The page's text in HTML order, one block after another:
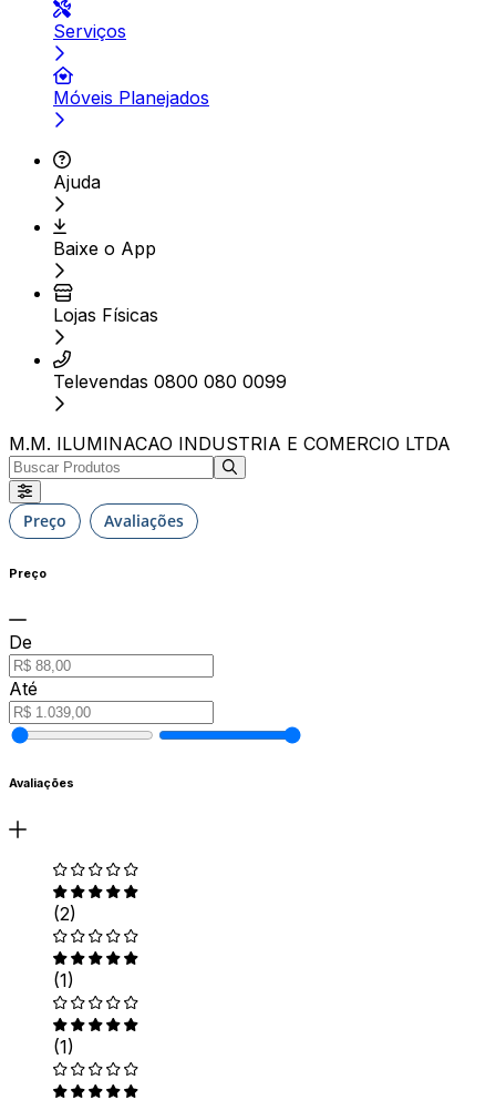
Serviços
Móveis Planejados
Ajuda
Baixe o App
Lojas Físicas
Televendas 0800 080 0099
M.M. ILUMINACAO INDUSTRIA E COMERCIO LTDA
Preço Avaliações
Preço
De
Até
Avaliações
(2)
(1)
(1)